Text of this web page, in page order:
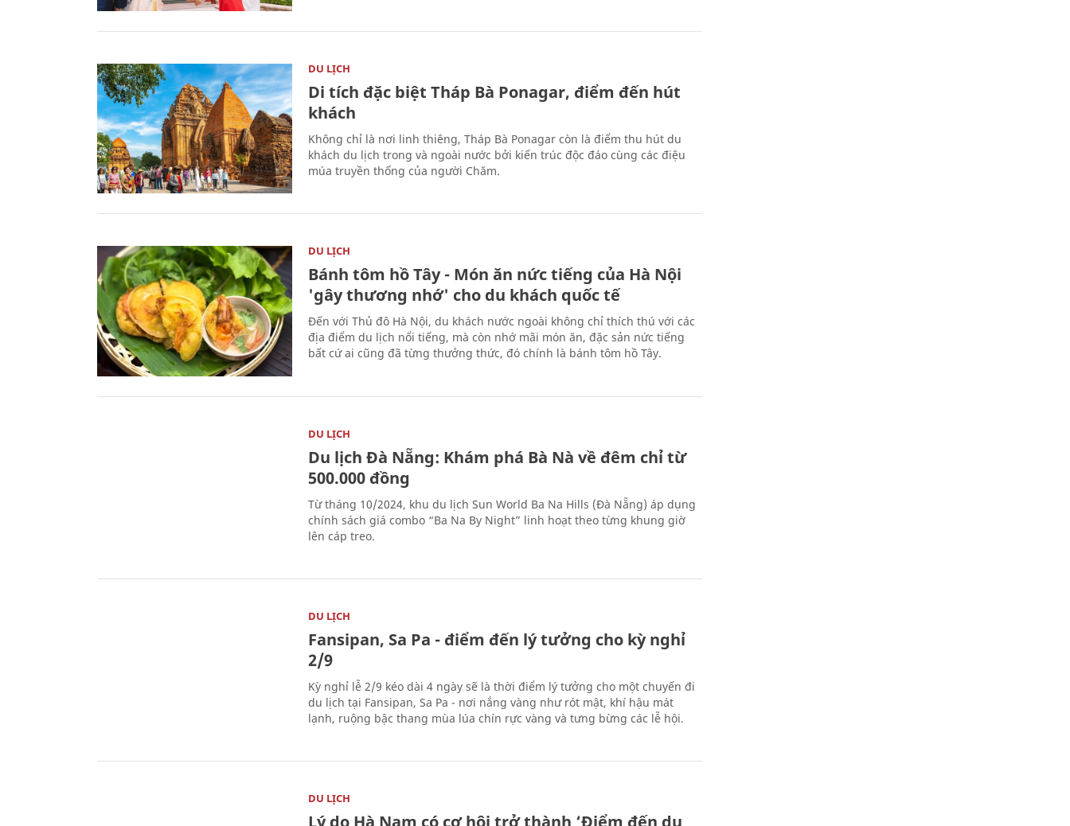
DU LỊCH
Di tích đặc biệt Tháp Bà Ponagar, điểm đến hút
khách
Không chỉ là nơi linh thiêng, Tháp Bà Ponagar còn là điểm thu hút du
khách du lịch trong và ngoài nước bởi kiến trúc độc đáo cùng các điệu
múa truyền thống của người Chăm.
DU LỊCH
Bánh tôm hồ Tây - Món ăn nức tiếng của Hà Nội
'gây thương nhớ' cho du khách quốc tế
Đến với Thủ đô Hà Nội, du khách nước ngoài không chỉ thích thú với các
địa điểm du lịch nổi tiếng, mà còn nhớ mãi món ăn, đặc sản nức tiếng
bất cứ ai cũng đã từng thưởng thức, đó chính là bánh tôm hồ Tây.
DU LỊCH
Du lịch Đà Nẵng: Khám phá Bà Nà về đêm chỉ từ
500.000 đồng
Từ tháng 10/2024, khu du lịch Sun World Ba Na Hills (Đà Nẵng) áp dụng
chính sách giá combo “Ba Na By Night” linh hoạt theo từng khung giờ
lên cáp treo.
DU LỊCH
Fansipan, Sa Pa - điểm đến lý tưởng cho kỳ nghỉ
2/9
Kỳ nghỉ lễ 2/9 kéo dài 4 ngày sẽ là thời điểm lý tưởng cho một chuyến đi
du lịch tại Fansipan, Sa Pa - nơi nắng vàng như rót mật, khí hậu mát
lạnh, ruộng bậc thang mùa lúa chín rực vàng và tưng bừng các lễ hội.
DU LỊCH